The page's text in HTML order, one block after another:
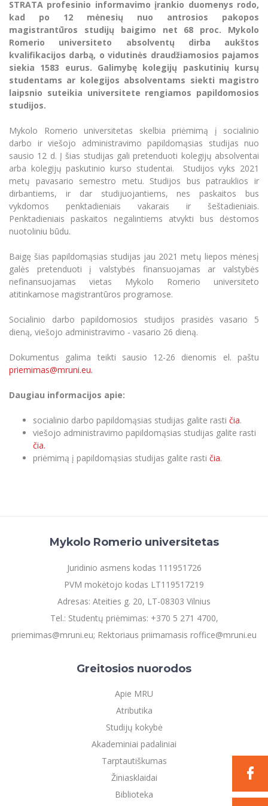
Universiteto teatras
MRU pop vokalinis ansamblis (vadovas Artūras
Novikas)
MRU merginų choras
Neformaliuoju ir (ar) savišvietos būdu įgytų
kompetencijų vertinimas ir pripažinimas
Studijų organizavimas
Erasmus+ mobilumas praktikoms (SMP)
Kitos galimybės
Partnerystės
Azijos centras
Vilniaus Karaliaus Sedžiongo institutas
Frankofoniškų šalių studijų centras
Emocinė gerovė
Mokslo laboratorijos
Žmogaus, aplinkos ir technologijų (HET)
Doktorantūra
Projektai
Mokymų LAB
Mokslo naujienos
Kasmetiniai mokslo renginiai
Veiklos dokumentai
Akademinė etika
Darbas MRU
Universiteto simbolika
Naujienos
Tarptautiškumas
Studentams
Studentams
Partnerystės
Azijos centras
Frankofoniškų šalių studijų centras
Darbuotojams
Azijos centras
Vilniaus Karaliaus Sedžiongo institutas
Darnus vystymasis
Privatumo politika
Viešai skelbiama informacija
Parama Ukrainai
Civilinė sauga
Sūduvos akademija
Tinklalaidės
Bakalauro studijos
Magistrantūros studijos
Vadovų MBA
Švietimo ir kultūros vadovų MPA
Pedagogų rengimas
Doktorantūros studijos
Profesinės bakalauro studijos
Personalo valdymo centras
Privačių interesų deklaravimas
Informacija naujiems darbuotojams
Studijų tvarkaraštis
Informacinė sistema "Studijos"
Darbuotojų elektroninis paštas
darbuotojams (MFA)
Bendruomenės gerovė
Darbuotojų kvalifikacijos kėlimas
MRU norminių teisės aktų duomenų bazė
eDVS
Microsoft Office 365
MRU mobilios programėlės
STRATA profesinio informavimo įrankio duomenys rodo,
kad po 12 mėnesių nuo antrosios pakopos
magistrantūros studijų baigimo net 68 proc. Mykolo
Romerio universiteto absolventų dirba aukštos
kvalifikacijos darbą, o vidutinės draudžiamosios pajamos
siekia 1583 eurus. Galimybę kolegijų paskutinių kursų
studentams ar kolegijos absolventams siekti magistro
laipsnio suteikia universitete rengiamos papildomosios
studijos.
Mykolo Romerio universitetas skelbia priėmimą į socialinio
darbo ir viešojo administravimo papildomąsias studijas nuo
sausio 12 d. Į šias studijas gali pretenduoti kolegijų absolventai
arba kolegijų paskutinio kurso studentai. Studijos vyks 2021
metų pavasario semestro metu. Studijos bus patrauklios ir
dirbantiems, ir dar studijuojantiems, nes paskaitos bus
vykdomos penktadieniais vakarais ir šeštadieniais.
Penktadieniais paskaitos negalintiems atvykti bus dėstomos
nuotoliniu būdu.
Baigę šias papildomąsias studijas jau 2021 metų liepos mėnesį
galės pretenduoti į valstybės finansuojamas ar valstybės
nefinansuojamas vietas Mykolo Romerio universiteto
atitinkamose magistrantūros programose.
Socialinio darbo papildomosios studijos prasidės vasario 5
dieną, viešojo administravimo - vasario 26 dieną.
Dokumentus galima teikti sausio 12-26 dienomis el. paštu
priemimas@mruni.eu.
Daugiau informacijos apie:
socialinio darbo papildomąsias studijas galite rasti čia.
viešojo administravimo papildomąsias studijas galite rasti
čia.
priėmimą į papildomąsias studijas galite rasti čia.
Mykolo Romerio universitetas
Juridinio asmens kodas 111951726
PVM mokėtojo kodas LT119517219
Adresas: Ateities g. 20, LT-08303 Vilnius
Tel.: Studentų priėmimas: +370 5 271 4700,
priemimas@mruni.eu; Rektoriaus priimamasis roffice@mruni.eu
Greitosios nuorodos
Apie MRU
Atributika
Studijų kokybė
Akademiniai padaliniai
Tarptautiškumas
Žiniasklaidai
Biblioteka